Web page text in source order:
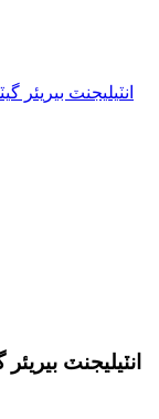
انٽيليجنٽ
انٽيليجنٽ